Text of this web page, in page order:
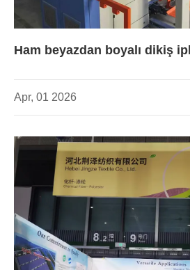
Ham beyazdan boyalı dikiş
Apr, 01 2026